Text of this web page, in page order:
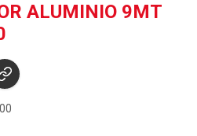
ALUMINIO 9MT